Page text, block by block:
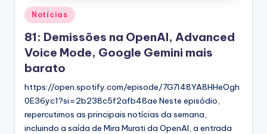
Posted
in
Notícias
81: Demissões na OpenAI, Advanced
Voice Mode, Google Gemini mais
barato
https://open.spotify.com/episode/7G7l48YA8HHeOgh
0E36yc1?si=2b238c5f2afb48ae Neste episódio,
repercutimos as principais notícias da semana,
incluindo a saída de Mira Murati da OpenAI, a entrada